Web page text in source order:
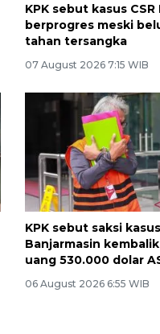
KPK sebut kasus CSR
berprogres meski
tahan tersangka
07 August 2026 7:15 WIB
KPK sebut saksi
Banjarmasin
uang 530.000 dolar
06 August 2026 6:55 WIB